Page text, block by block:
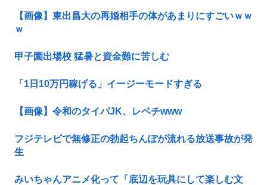
【画像】東出昌大の再婚相手の体があまりにすごいｗｗ
ｗ
甲子園出場校 猛暑と資金難に苦しむ
「1日10万円稼げる」イージーモードすぎる
【画像】令和のタイパJK、レベチwww
フジテレビで無修正の勃起ちんぽが流れる放送事故が発
生
みいちゃんアニメ化って「底辺を玩具にして楽しむ文